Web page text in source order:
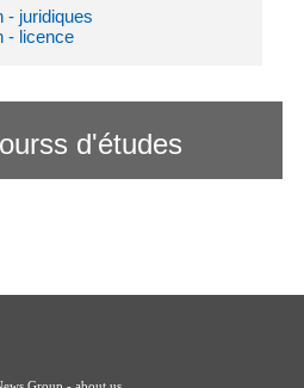
- juridiques
- licence
d'études